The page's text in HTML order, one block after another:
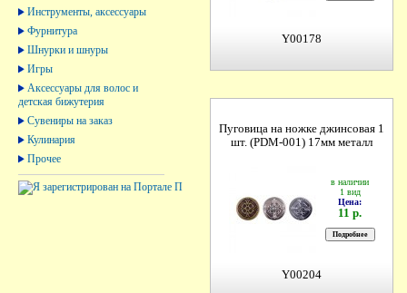
Инструменты, аксессуары
Фурнитура
Шнурки и шнуры
Игры
Аксессуары для волос и
детская бижутерия
Сувениры на заказ
Кулинария
Прочее
Y00178
Пуговица на ножке джинсовая 1
шт. (PDM-001) 17мм металл
в наличии
1 вид
Цена:
11 р.
Y00204